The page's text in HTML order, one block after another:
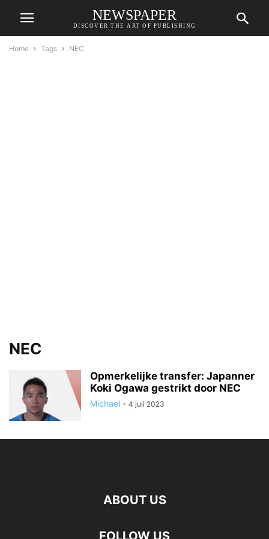
NEWSPAPER
DISCOVER THE ART OF PUBLISHING
Home Tags NEC
NEC
Opmerkelijke transfer: Japanner
Koki Ogawa gestrikt door NEC
Michael - 4 juli 2023
ABOUT US
FOLLOW US